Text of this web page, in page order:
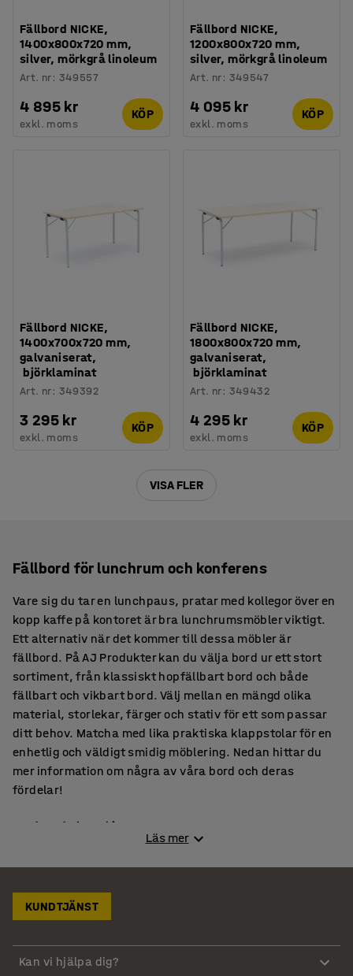
Fällbord NICKE,
1400x800x720 mm,
silver, mörkgrå linoleum
Art. nr: 349557
4 895 kr
exkl. moms
KÖP
Fällbord NICKE,
1200x800x720 mm,
silver, mörkgrå linoleum
Art. nr: 349547
4 095 kr
exkl. moms
KÖP
Fällbord NICKE,
1400x700x720 mm,
galvaniserat,
björklaminat
Art. nr: 349392
3 295 kr
exkl. moms
KÖP
Fällbord NICKE,
1800x800x720 mm,
galvaniserat,
björklaminat
Art. nr: 349432
4 295 kr
exkl. moms
KÖP
VISA FLER
Fällbord för lunchrum och konferens
Vare sig du tar en lunchpaus, pratar med kollegor över en
kopp kaffe på kontoret är bra lunchrumsmöbler viktigt.
Ett alternativ när det kommer till dessa möbler är
fällbord. På AJ Produkter kan du välja bord ur ett stort
sortiment, från klassiskt hopfällbart bord och både
fällbart och vikbart bord. Välj mellan en mängd olika
material, storlekar, färger och stativ för ett som passar
ditt behov. Matcha med lika praktiska klappstolar för en
enhetlig och väldigt smidig möblering. Nedan hittar du
mer information om några av våra bord och deras
fördelar!
Bord med plastskiva
Våra bord med plastskiva är mycket slittåliga, lätta att
hantera och passar både för inom- och utomhusbruk.
smutsavstötande och UV-tålig. Alla AJs bord med
plastskiva har ett stadigt, fällbart stativ i stål i en nätt
konstruktion vilket gör att bordet har en låg egenvikt. Det
gör att du får ett flexibelt bord som du snabbt och enkelt
Läs mer
KUNDTJÄNST
Kan vi hjälpa dig?